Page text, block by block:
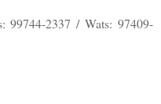
99744-2337 / Wats: 97409-